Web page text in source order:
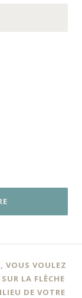
VOUS VOULEZ
LA FLÈCHE
DE VOTRE